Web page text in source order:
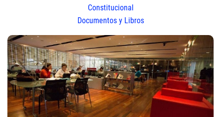
Constitucional
Documentos y Libros